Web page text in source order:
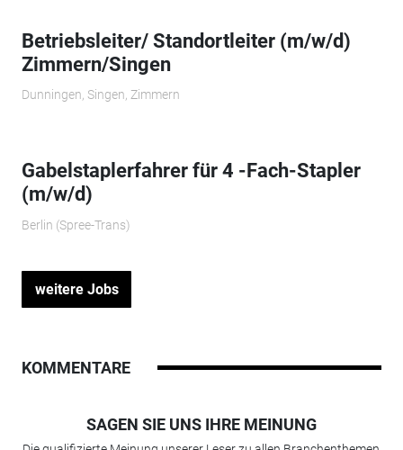
Betriebsleiter/ Standortleiter (m/w/d)
Zimmern/Singen
Dunningen, Singen, Zimmern
Gabelstaplerfahrer für 4 -Fach-Stapler
(m/w/d)
Berlin (Spree-Trans)
weitere Jobs
KOMMENTARE
SAGEN SIE UNS IHRE MEINUNG